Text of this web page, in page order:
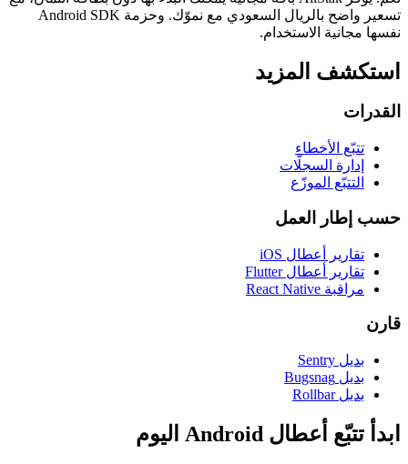
تسعير واضح بالريال السعودي مع نموّك. وحزمة Android SDK
نفسها مجانية الاستخدام.
استكشف المزيد
القدرات
تتبّع الأخطاء
إدارة السجلّات
التتبّع الموزّع
حسب إطار العمل
تقارير أعطال iOS
تقارير أعطال Flutter
مراقبة React Native
قارن
بديل Sentry
بديل Bugsnag
بديل Rollbar
ابدأ تتبّع أعطال Android اليوم